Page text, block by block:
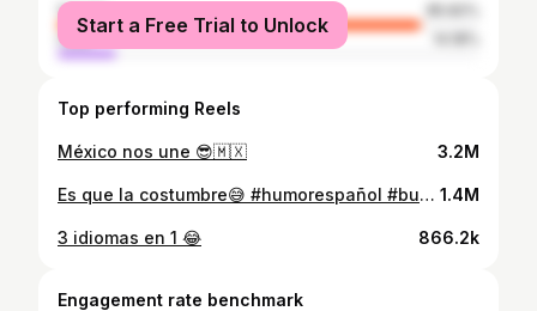
female
male
Start a Free Trial to Unlock
Top performing Reels
México nos une 😎🇲🇽 3.2M
Es que la costumbre😅 #humorespañol #busan 1.4M
3 idiomas en 1 😂 866.2k
Engagement rate benchmark